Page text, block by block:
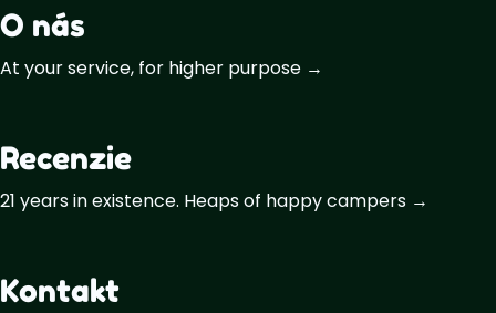
O nás
At your service, for higher purpose →
Recenzie
21 years in existence. Heaps of happy campers →
Kontakt